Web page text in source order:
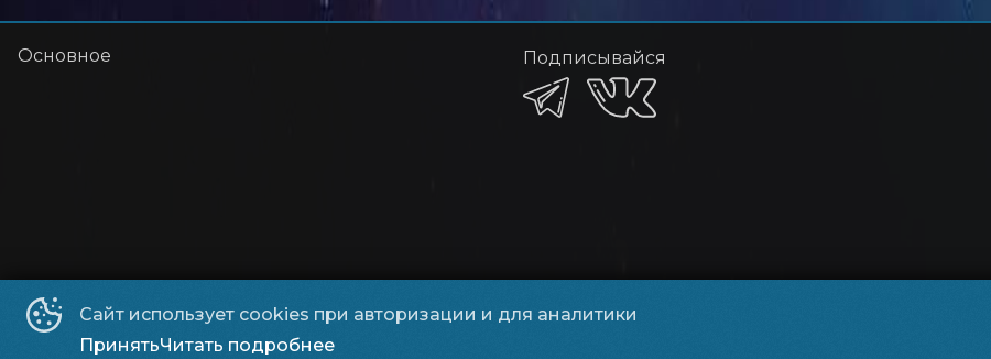
Сайт использует cookies при авторизации и для аналитики
ПринятьЧитать подробнее
Основное Подписывайся
Киноцентр «Космос» ©2016- 2026